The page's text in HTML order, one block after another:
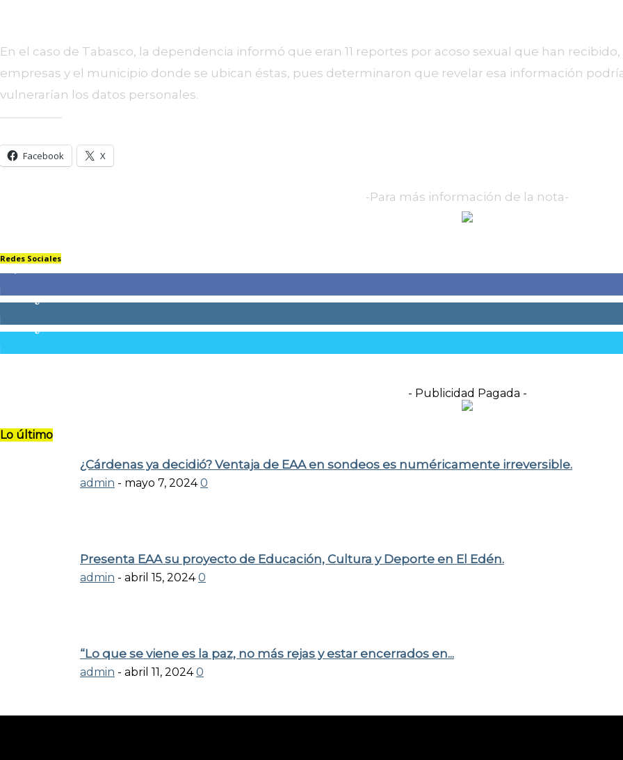
En el caso de Tabasco, la dependencia informó que eran 11 reportes por acoso sexual que han
empresas y el municipio donde se ubican éstas, pues determinaron que revelar esa información
vulnerarían los datos personales.
Facebook X
-Para más información de la nota-
Redes Sociales
- Publicidad Pagada -
Lo último
¿Cárdenas ya decidió? Ventaja de EAA en sondeos es numéricamente irreversible.
admin - mayo 7, 2024 0
Presenta EAA su proyecto de Educación, Cultura y Deporte en El Edén.
admin - abril 15, 2024 0
“Lo que se viene es la paz, no más rejas y estar encerrados en...
admin - abril 11, 2024 0